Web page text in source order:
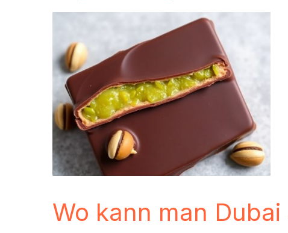
Wo kann man